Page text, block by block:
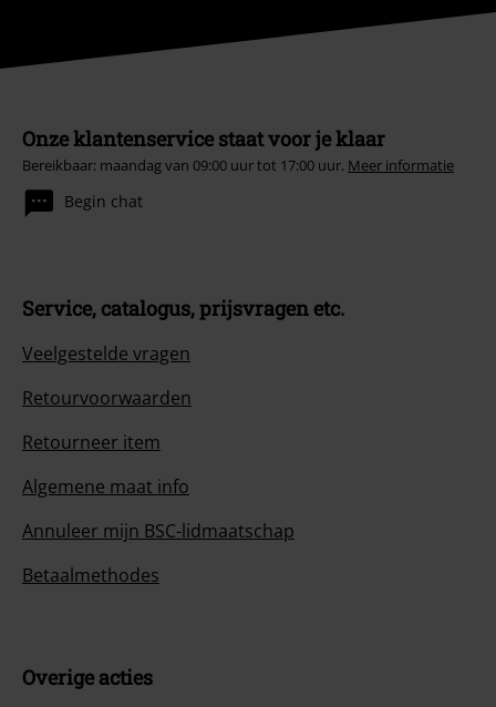
Onze klantenservice staat voor je klaar
Bereikbaar: maandag van 09:00 uur tot 17:00 uur. Meer informatie
Begin chat
Service, catalogus, prijsvragen etc.
Veelgestelde vragen
Retourvoorwaarden
Retourneer item
Algemene maat info
Annuleer mijn BSC-lidmaatschap
Betaalmethodes
Overige acties